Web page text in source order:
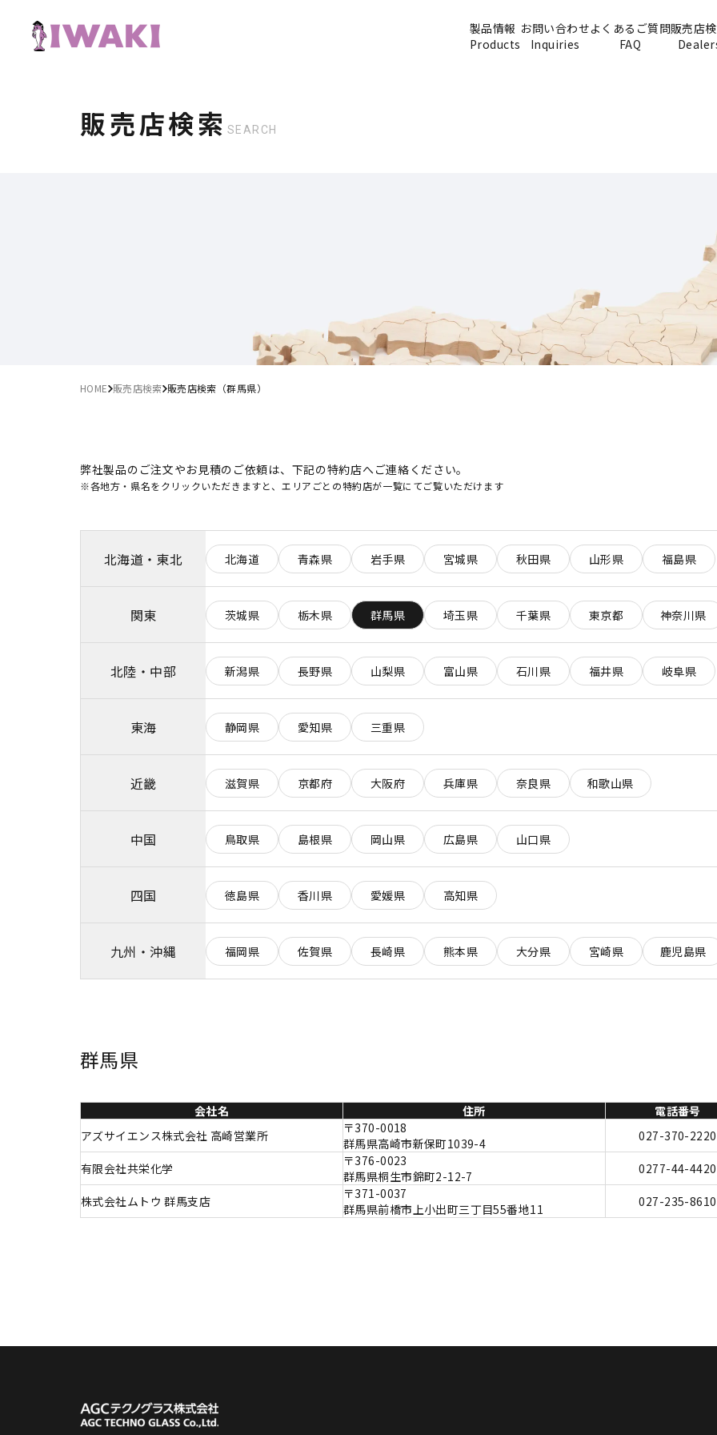
製品情報
Products
お問い合わせ
Inquiries
よくあるご質問
FAQ
販売店
販売店検索 SEARCH
HOME 販売店検索 販売店検索（群馬県）
弊社製品のご注文やお見積のご依頼は、下記の特約店へご連絡ください。
※各地方・県名をクリックいただきますと、エリアごとの特約店が一覧にてご覧いただけます
北海道・東北 北海道 青森県 岩手県 宮城県 秋田県 山形県 福島県
関東 茨城県 栃木県 群馬県 埼玉県 千葉県 東京都 神奈川県
北陸・中部 新潟県 長野県 山梨県 富山県 石川県 福井県 岐阜県
東海 静岡県 愛知県 三重県
近畿 滋賀県 京都府 大阪府 兵庫県 奈良県 和歌山県
中国 鳥取県 島根県 岡山県 広島県 山口県
四国 徳島県 香川県 愛媛県 高知県
九州・沖縄 福岡県 佐賀県 長崎県 熊本県 大分県 宮崎県 鹿児島県
群馬県
会社名 住所
電話番号
アズサイエンス株式会社 高崎営業所
〒370-0018
群馬県高崎市新保町1039-4
027-370-2220
有限会社共栄化学
〒376-0023
群馬県桐生市錦町2-12-7
0277-44-4420
株式会社ムトウ 群馬支店
〒371-0037
群馬県前橋市上小出町三丁目55番地11
027-235-8610